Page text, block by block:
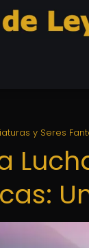
y Seres